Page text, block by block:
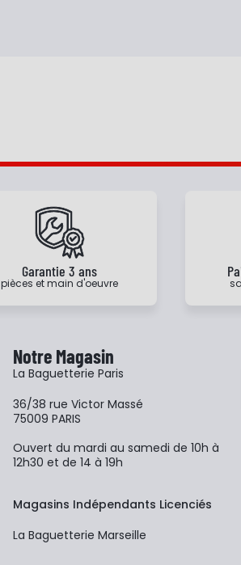
Garantie 3 ans
pièces et main d'oeuvre
Notre Magasin
La Baguetterie Paris
36/38 rue Victor Massé
75009 PARIS
Ouvert du mardi au samedi de 10h à
12h30 et de 14 à 19h
Magasins Indépendants Licenciés
La Baguetterie Marseille